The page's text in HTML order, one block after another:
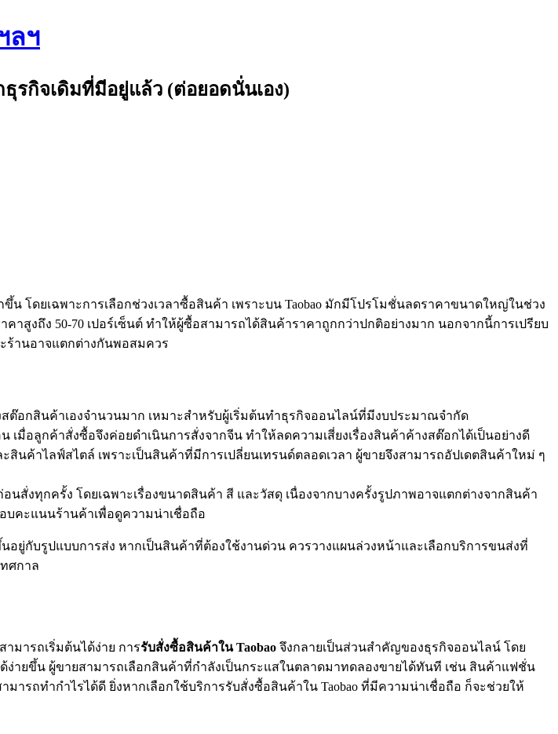
ลฯ
รกิจเดิมที่มีอยู่แล้ว (ต่อยอดนั่นเอง)
โดยเฉพาะการเลือกช่วงเวลาซื้อสินค้า เพราะบน Taobao มักมีโปรโมชั่นลดราคาขนาดใหญ่ในช่วง
สูงถึง 50-70 เปอร์เซ็นต์ ทำให้ผู้ซื้อสามารถได้สินค้าราคาถูกกว่าปกติอย่างมาก นอกจากนี้การเปรียบ
ร้านอาจแตกต่างกันพอสมควร
อกสินค้าเองจำนวนมาก เหมาะสำหรับผู้เริ่มต้นทำธุรกิจออนไลน์ที่มีงบประมาณจำกัด
มื่อลูกค้าสั่งซื้อจึงค่อยดำเนินการสั่งจากจีน ทำให้ลดความเสี่ยงเรื่องสินค้าค้างสต๊อกได้เป็นอย่างดี
นค้าไลฟ์สไตล์ เพราะเป็นสินค้าที่มีการเปลี่ยนเทรนด์ตลอดเวลา ผู้ขายจึงสามารถอัปเดตสินค้าใหม่ ๆ
นสั่งทุกครั้ง โดยเฉพาะเรื่องขนาดสินค้า สี และวัสดุ เนื่องจากบางครั้งรูปภาพอาจแตกต่างจากสินค้า
บคะแนนร้านค้าเพื่อดูความน่าเชื่อถือ
ยู่กับรูปแบบการส่ง หากเป็นสินค้าที่ต้องใช้งานด่วน ควรวางแผนล่วงหน้าและเลือกบริการขนส่งที่
ศกาล
มารถเริ่มต้นได้ง่าย การรับสั่งซื้อสินค้าใน Taobao จึงกลายเป็นส่วนสำคัญของธุรกิจออนไลน์ โดย
ายขึ้น ผู้ขายสามารถเลือกสินค้าที่กำลังเป็นกระแสในตลาดมาทดลองขายได้ทันที เช่น สินค้าแฟชั่น
ถทำกำไรได้ดี ยิ่งหากเลือกใช้บริการรับสั่งซื้อสินค้าใน Taobao ที่มีความน่าเชื่อถือ ก็จะช่วยให้